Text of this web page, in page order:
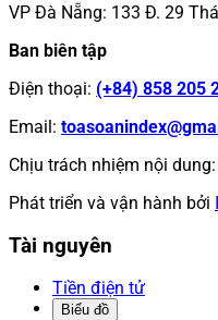
VP Đà Nẵng: 133 Đ. 29
Ban biên tập
Điện thoại: (+84) 858 205
Email:
Chịu trách nhiệm nội dung:
Phát triển và vận hành bởi
Tài nguyên
Tiền điện tử
Biểu đồ